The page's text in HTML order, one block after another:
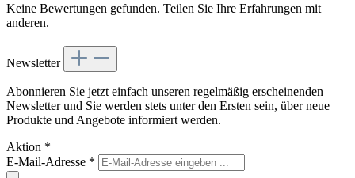
Keine Bewertungen gefunden. Teilen Sie Ihre Erfahrungen mit
anderen.
Newsletter
Abonnieren Sie jetzt einfach unseren regelmäßig erscheinenden
Newsletter und Sie werden stets unter den Ersten sein, über neue
Produkte und Angebote informiert werden.
Aktion *
E-Mail-Adresse *